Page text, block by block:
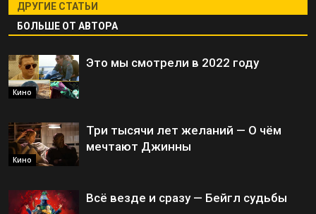
ДРУГИЕ СТАТЬИ
БОЛЬШЕ ОТ АВТОРА
Кино
Это мы смотрели в 2022 году
Кино
Три тысячи лет желаний — О чём
мечтают Джинны
Всё везде и сразу — Бейгл судьбы